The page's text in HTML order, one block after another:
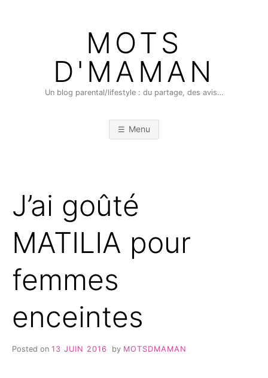
MOTS
D'MAMAN
Un blog parental/lifestyle : du partage, des avis…
Menu
J’ai goûté
MATILIA pour
femmes
enceintes
Posted on 13 JUIN 2016 by MOTSDMAMAN